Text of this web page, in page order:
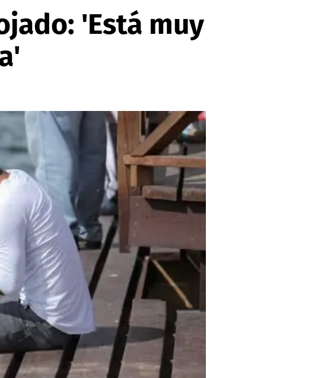
'Está muy